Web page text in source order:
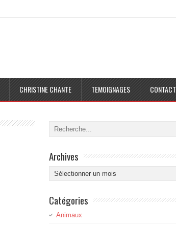
CHRISTINE CHANTE TEMOIGNAGES CONTACT
Archives
Archives
Catégories
Animaux